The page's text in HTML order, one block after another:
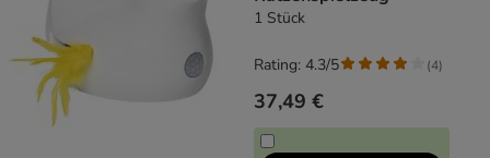
1 Stück
37,49 €
Rating: 4.3/5 (4)